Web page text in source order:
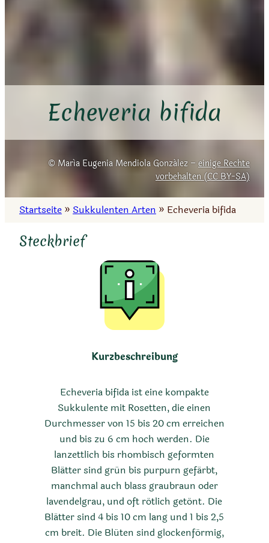
Echeveria bifida
María Eugenia Mendiola González – einige Rechte
vorbehalten (CC BY-SA)
Startseite » Sukkulenten Arten » Echeveria bifida
Steckbrief
Kurzbeschreibung
Echeveria bifida ist eine kompakte
Sukkulente mit Rosetten, die einen
Durchmesser von 15 bis 20 cm erreichen
und bis zu 6 cm hoch werden. Die
lanzettlich bis rhombisch geformten
Blätter sind grün bis purpurn gefärbt,
manchmal auch blass graubraun oder
lavendelgrau, und oft rötlich getönt. Die
Blätter sind 4 bis 10 cm lang und 1 bis 2,5
cm breit. Die Blüten sind glockenförmig,